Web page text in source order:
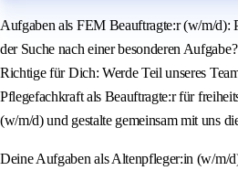
Aufgaben als FEM Beauftragte:r (w/m/d):
der Suche nach einer besonderen
Richtige für Dich: Werde Teil unseres
Pflegefachkraft als Beauftragte:r für
(w/m/d) und gestalte gemeinsam mit uns
Deine Aufgaben als Altenpfleger:in (w/m/